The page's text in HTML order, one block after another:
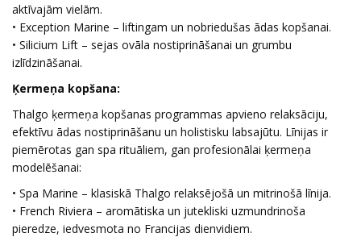
aktīvajām vielām.
• Exception Marine – liftingam un nobriedušas ādas kopšanai.
• Silicium Lift – sejas ovāla nostiprināšanai un grumbu
izlīdzināšanai.
Ķermeņa kopšana:
Thalgo ķermeņa kopšanas programmas apvieno relaksāciju,
efektīvu ādas nostiprināšanu un holistisku labsajūtu. Līnijas ir
piemērotas gan spa rituāliem, gan profesionālai ķermeņa
modelēšanai:
• Spa Marine – klasiskā Thalgo relaksējošā un mitrinošā līnija.
• French Riviera – aromātiska un jutekliski uzmundrinoša
pieredze, iedvesmota no Francijas dienvidiem.